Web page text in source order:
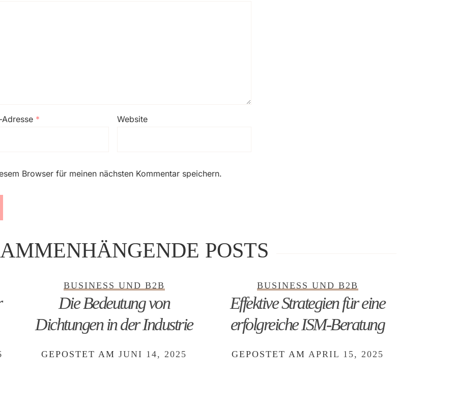
* Website
Browser für meinen nächsten Kommentar speichern.
POSTS
BUSINESS UND B2B
Die Bedeutung von
Dichtungen in der Industrie
GEPOSTET AM JUNI 14, 2025
BUSINESS UND B2B
Effektive Strategien für eine
erfolgreiche ISM-Beratung
GEPOSTET AM APRIL 15, 2025